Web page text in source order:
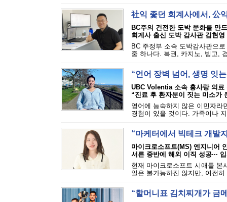
社익 좇던 회계사에서, 公
BC주의 건전한 도박 문화를 만
회계사 출신 도박 감사관 김현영
BC 주정부 소속 도박감사관으
중 하나다. 복권, 카지노, 빙고,
“언어 장벽 넘어, 생명 잇
UBC Volentia 소속 홍사랑 의료
“진료 후 환자분이 짓는 미소가
영어에 능숙하지 않은 이민자라
경험이 있을 것이다. 가족이나
“마케터에서 빅테크 개발
마이크로소프트(MS) 엔지니어
서른 중반에 해외 이직 성공···
현재 마이크로소프트 시애틀
일은 불가능하진 않지만, 여전
“할머니표 김치찌개가 금